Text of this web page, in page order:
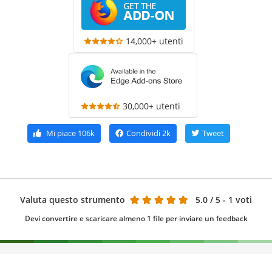
14,000+ utenti
30,000+ utenti
Mi piace 106k Condividi2k Tweet
Valuta questo strumento 5.0 / 5 - 1 voti
Devi convertire e scaricare almeno 1 file per inviare un feedback